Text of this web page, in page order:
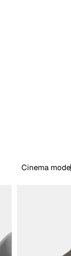
Cinema mode